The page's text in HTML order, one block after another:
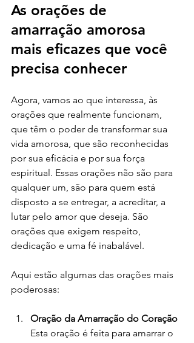
As orações de
amarração amorosa
mais eficazes que você
precisa conhecer
Agora, vamos ao que interessa, às
orações que realmente funcionam,
que têm o poder de transformar sua
vida amorosa, que são reconhecidas
por sua eficácia e por sua força
espiritual. Essas orações não são para
qualquer um, são para quem está
disposto a se entregar, a acreditar, a
lutar pelo amor que deseja. São
orações que exigem respeito,
dedicação e uma fé inabalável.
Aqui estão algumas das orações mais
poderosas:
Oração da Amarração do Coração
Esta oração é feita para amarrar o